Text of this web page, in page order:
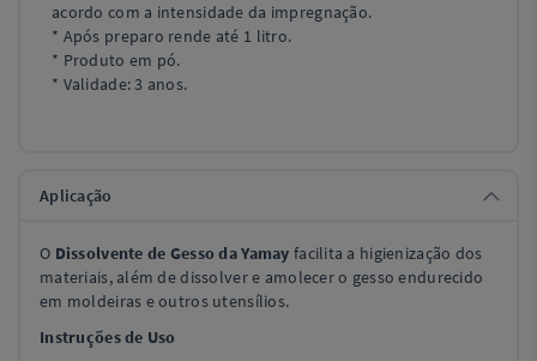
acordo com a intensidade da impregnação.
* Após preparo rende até 1 litro.
* Produto em pó.
* Validade: 3 anos.
Aplicação
O Dissolvente de Gesso da Yamay facilita a higienização dos
materiais, além de dissolver e amolecer o gesso endurecido
em moldeiras e outros utensílios.
Instruções de Uso